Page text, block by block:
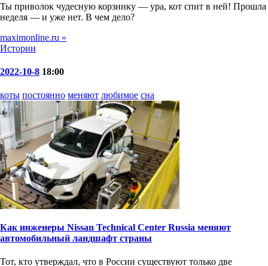
Ты приволок чудесную корзинку — ура, кот спит в ней! Прошла
неделя — и уже нет. В чем дело?
maximonline.ru »
Истории
2022-10-8 18:00
коты постоянно меняют любимое сна
Как инженеры Nissan Technical Center Russia меняют
автомобильный ландшафт страны
Тот, кто утверждал, что в России существуют только две